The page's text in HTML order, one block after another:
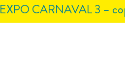
EXPO CARNAVAL 3 –